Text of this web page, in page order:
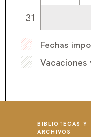
31
Fechas
Vacaciones
BIBLIOTECAS Y
ARCHIVOS